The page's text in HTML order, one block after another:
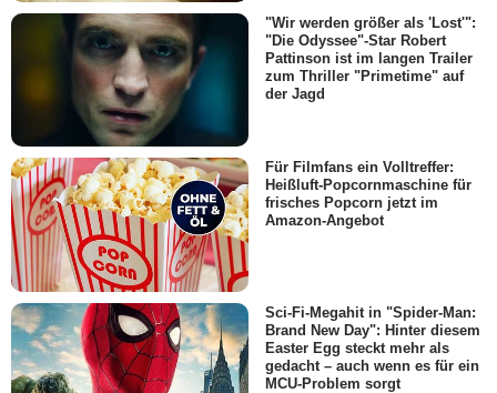
"Wir werden größer als 'Lost'":
"Die Odyssee"-Star Robert
Pattinson ist im langen Trailer
zum Thriller "Primetime" auf
der Jagd
Für Filmfans ein Volltreffer:
Heißluft-Popcornmaschine für
frisches Popcorn jetzt im
Amazon-Angebot
Sci-Fi-Megahit in "Spider-Man:
Brand New Day": Hinter diesem
Easter Egg steckt mehr als
gedacht – auch wenn es für ein
MCU-Problem sorgt